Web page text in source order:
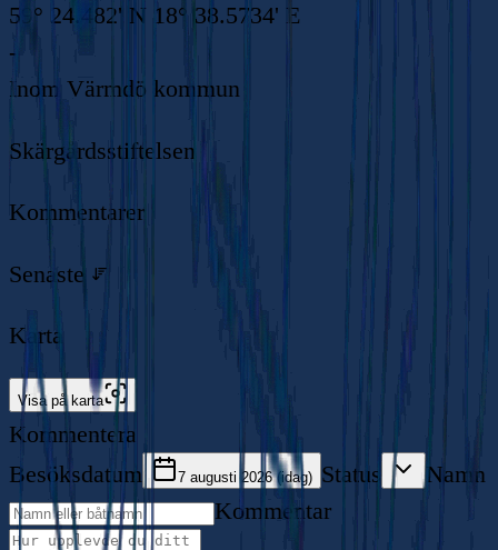
59° 24.482' N 18° 38.5734' E
-
Inom Värmdö kommun
Skärgårdsstiftelsen
Kommentarer
Senaste
Karta
Visa på karta
Kommentera
Besöksdatum
7 augusti 2026 (idag) Status
Namn
Kommentar